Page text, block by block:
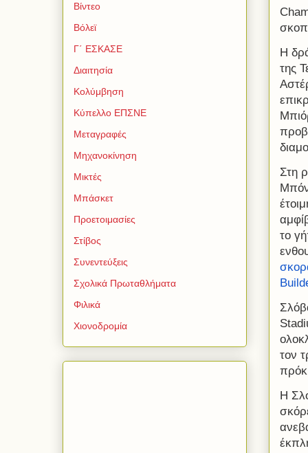
Η
της
Στη
το
τον
Η
Βίντεο
Βόλεϊ
Γ΄ ΕΣΚΑΣΕ
Διαιτησία
Κολύμβηση
Κύπελλο ΕΠΣΝΕ
Μεταγραφές
Μηχανοκίνηση
Μικτές
Μπάσκετ
Προετοιμασίες
Στίβος
Συνεντεύξεις
Σχολικά Πρωταθλήματα
Φιλικά
Χιονοδρομία